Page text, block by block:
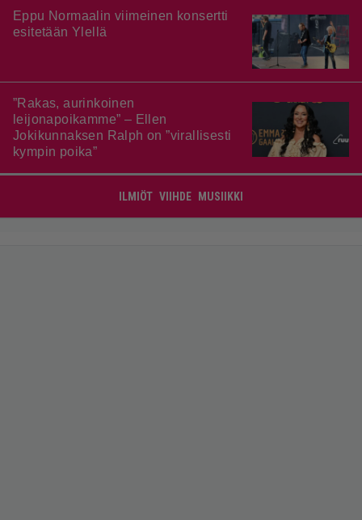
Eppu Normaalin viimeinen konsertti
esitetään Ylellä
”Rakas, aurinkoinen
leijonapoikamme” – Ellen
Jokikunnaksen Ralph on ”virallisesti
kympin poika”
ILMIÖT VIIHDE MUSIIKKI